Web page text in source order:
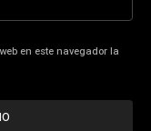
en este navegador la